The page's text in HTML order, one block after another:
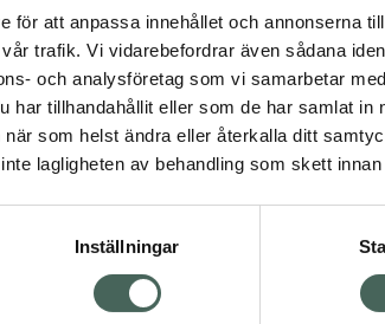
för att anpassa innehållet och annonserna
trafik. Vi vidarebefordrar även sådana
och analysföretag som vi samarbetar
har tillhandahållit eller som de har samlat
som helst ändra eller återkalla ditt
lagligheten av behandling som skett
Inställningar
Aktuella
Visa